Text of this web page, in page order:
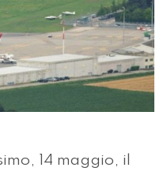
14 maggio, il